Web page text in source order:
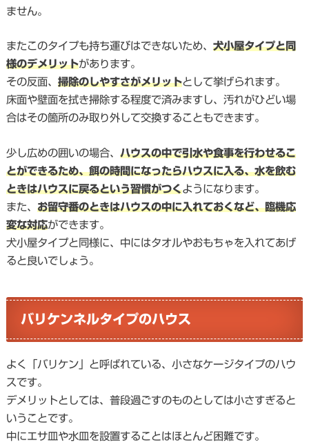
ません。
またこのタイプも持ち運びはできないため、 犬小屋タイプと同
様のデメリットがあります。
その反面、 掃除のしやすさがメリットとして挙げられます。
床面や壁面を拭き掃除する程度で済みますし、汚れがひどい場
合はその箇所のみ取り外して交換することもできます。
少し広めの囲いの場合、 ハウスの中で引水や食事を行わせるこ
とができるため、餌の時間になったらハウスに入る、水を飲む
ときはハウスに戻るという習慣がつくようになります。
また、 お留守番のときはハウスの中に入れておくなど、臨機応
変な対応ができます。
犬小屋タイプと同様に、中にはタオルやおもちゃを入れてあげ
ると良いでしょう。
バリケンネルタイプのハウス
よく「バリケン」と呼ばれている、小さなケージタイプのハウ
スです。
デメリットとしては、普段過ごすのものとしては小さすぎると
いうことです。
中にエサ皿や水皿を設置することはほとんど困難です。